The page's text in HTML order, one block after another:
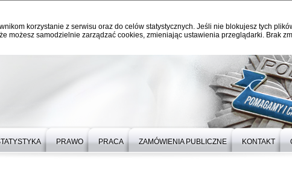
korzystanie z serwisu oraz do celów statystycznych. Jeśli nie blokujesz tych
możesz samodzielnie zarządzać cookies, zmieniając ustawienia przeglądarki. Brak
PRAWO PRACA ZAMÓWIENIA PUBLICZNE KONTAKT